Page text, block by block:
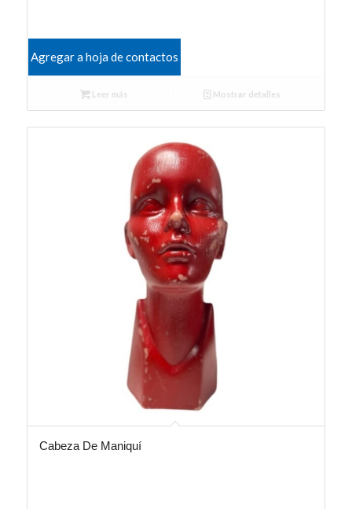
Agregar a hoja de contactos
Leer más Mostrar detalles
Cabeza De Maniquí